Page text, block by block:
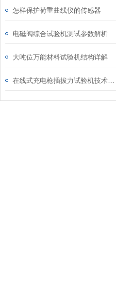
怎样保护荷重曲线仪的传感器
电磁阀综合试验机测试参数解析
大吨位万能材料试验机结构详解